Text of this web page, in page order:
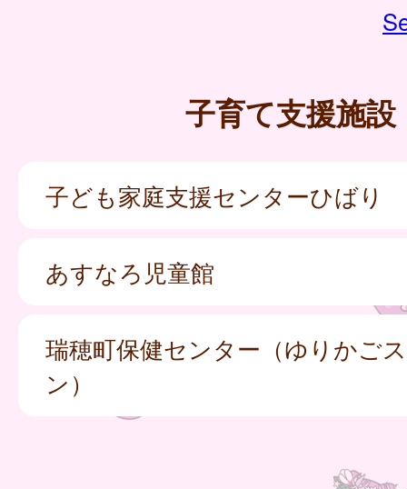
子育て支援施設
子ども家庭支援センターひばり
あすなろ児童館
瑞穂町保健センター（ゆりかご
ン）